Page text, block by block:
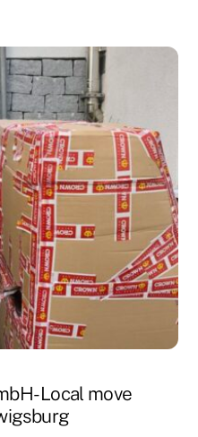
Local move